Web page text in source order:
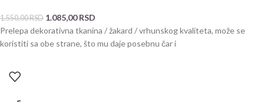
1.550,00RSD 1.085,00RSD
Prelepa dekorativna tkanina / žakard / vrhunskog kvaliteta, može se
koristiti sa obe strane, što mu daje posebnu čar i